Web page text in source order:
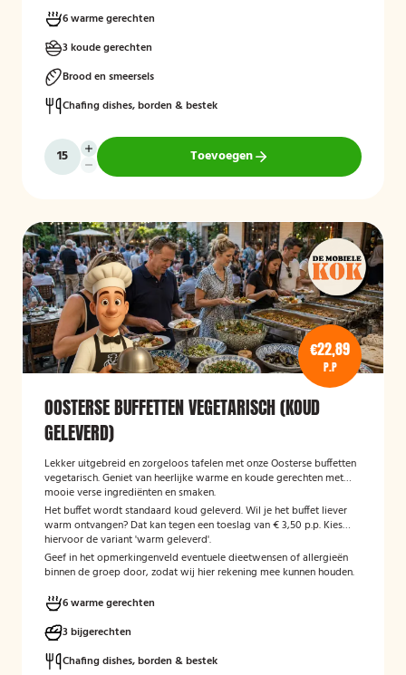
6 warme gerechten
3 koude gerechten
Brood en smeersels
Chafing dishes, borden & bestek
Toevoegen
€22,89
P.P
OOSTERSE BUFFETTEN VEGETARISCH (KOUD
GELEVERD)
Lekker uitgebreid en zorgeloos tafelen met onze Oosterse buffetten
vegetarisch. Geniet van heerlijke warme en koude gerechten met
mooie verse ingrediënten en smaken.
Het buffet wordt standaard koud geleverd. Wil je het buffet liever
warm ontvangen? Dat kan tegen een toeslag van € 3,50 p.p. Kies
hiervoor de variant 'warm geleverd'.
Geef in het opmerkingenveld eventuele dieetwensen of allergieën
binnen de groep door, zodat wij hier rekening mee kunnen houden.
6 warme gerechten
3 bijgerechten
Chafing dishes, borden & bestek